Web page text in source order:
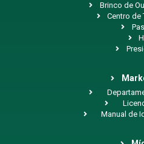
Brinco de
Centro de
Manual de